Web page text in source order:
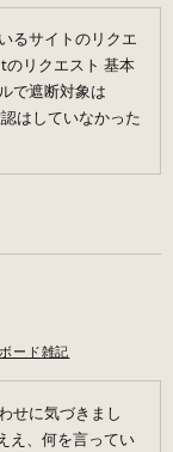
るサイトのリクエ
のリクエスト 基本
で遮断対象は
はしていなかった
ード雑記
せに気づきまし
え、何を言ってい